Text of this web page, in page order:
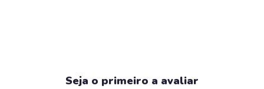
Seja o primeiro a avaliar